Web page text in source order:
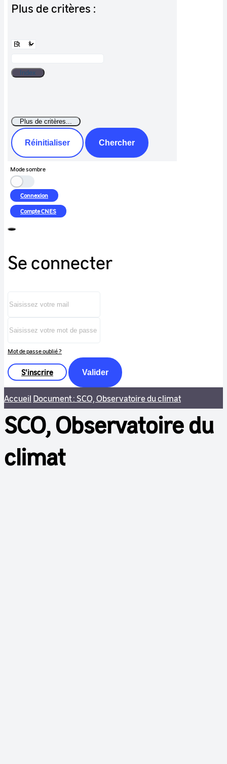
Plus de critères :
Réinitialiser Chercher
Mode sombre
Connexion
CompteCNES
Se connecter
Mot de passe oublié ?
S'inscrire Valider
Accueil Document : SCO, Observatoire du climat
SCO, Observatoire du
climat